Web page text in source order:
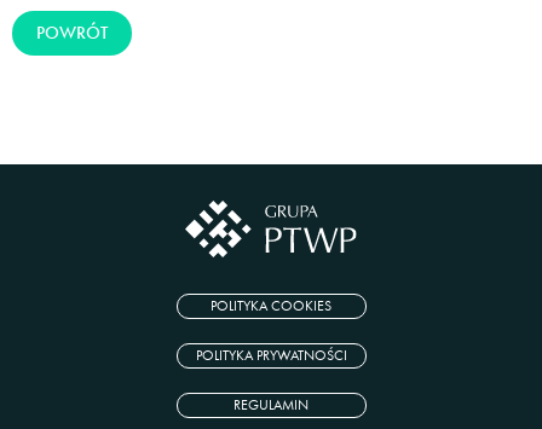
POWRÓT
POLITYKA COOKIES
POLITYKA PRYWATNOŚCI
REGULAMIN